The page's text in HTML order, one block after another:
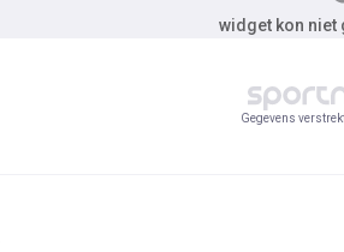
widget kon niet
Gegevens